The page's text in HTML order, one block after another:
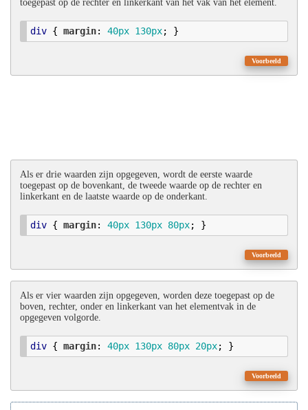
toegepast op de rechter en linkerkant van het vak van het element.
div { margin: 40px 130px; }
Voorbeeld
Als er drie waarden zijn opgegeven, wordt de eerste waarde
toegepast op de bovenkant, de tweede waarde op de rechter en
linkerkant en de laatste waarde op de onderkant.
div { margin: 40px 130px 80px; }
Voorbeeld
Als er vier waarden zijn opgegeven, worden deze toegepast op de
boven, rechter, onder en linkerkant van het elementvak in de
opgegeven volgorde.
div { margin: 40px 130px 80px 20px; }
Voorbeeld